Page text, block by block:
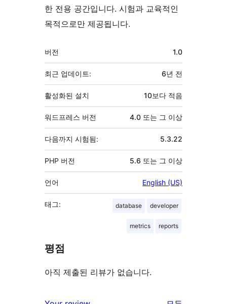
한 전용 공간입니다. 시험과 교육적인
목적으로만 제공됩니다.
기
초
버전 1.0
최근 업데이트: 6년 전
활성화된 설치 10보다 적음
워드프레스 버전 4.0 또는 그 이상
다음까지 시험됨: 5.3.22
PHP 버전 5.6 또는 그 이상
언어 English (US)
태그: database developer
metrics reports
평점
아직 제출된 리뷰가 없습니다.